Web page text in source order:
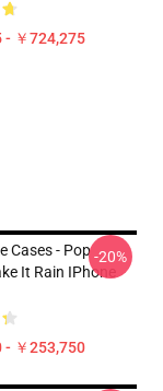
- ￥724,275
Cases - Pop
It Rain IPhone
- ￥253,750
-20%